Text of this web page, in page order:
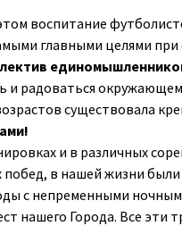
воспитание
главными целями
и радоваться
существовала
и в различных
в нашей жизни были
с непременными
нашего Города. Все эти